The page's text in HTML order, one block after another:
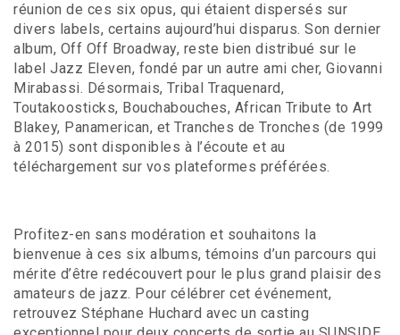
réunion de ces six opus, qui étaient dispersés sur
divers labels, certains aujourd’hui disparus. Son dernier
album, Off Off Broadway, reste bien distribué sur le
label Jazz Eleven, fondé par un autre ami cher, Giovanni
Mirabassi. Désormais, Tribal Traquenard,
Toutakoosticks, Bouchabouches, African Tribute to Art
Blakey, Panamerican, et Tranches de Tronches (de 1999
à 2015) sont disponibles à l’écoute et au
téléchargement sur vos plateformes préférées.
Profitez-en sans modération et souhaitons la
bienvenue à ces six albums, témoins d’un parcours qui
mérite d’être redécouvert pour le plus grand plaisir des
amateurs de jazz. Pour célébrer cet événement,
retrouvez Stéphane Huchard avec un casting